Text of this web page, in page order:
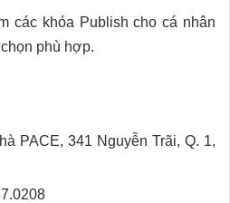
các khóa Publish cho cá nhân
phù hợp.
PACE, 341 Nguyễn Trãi, Q. 1,